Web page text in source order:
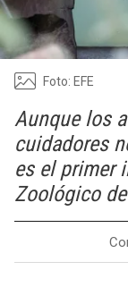
Foto: EFE
Aunque los
cuidadores
es el primer
Zoológico